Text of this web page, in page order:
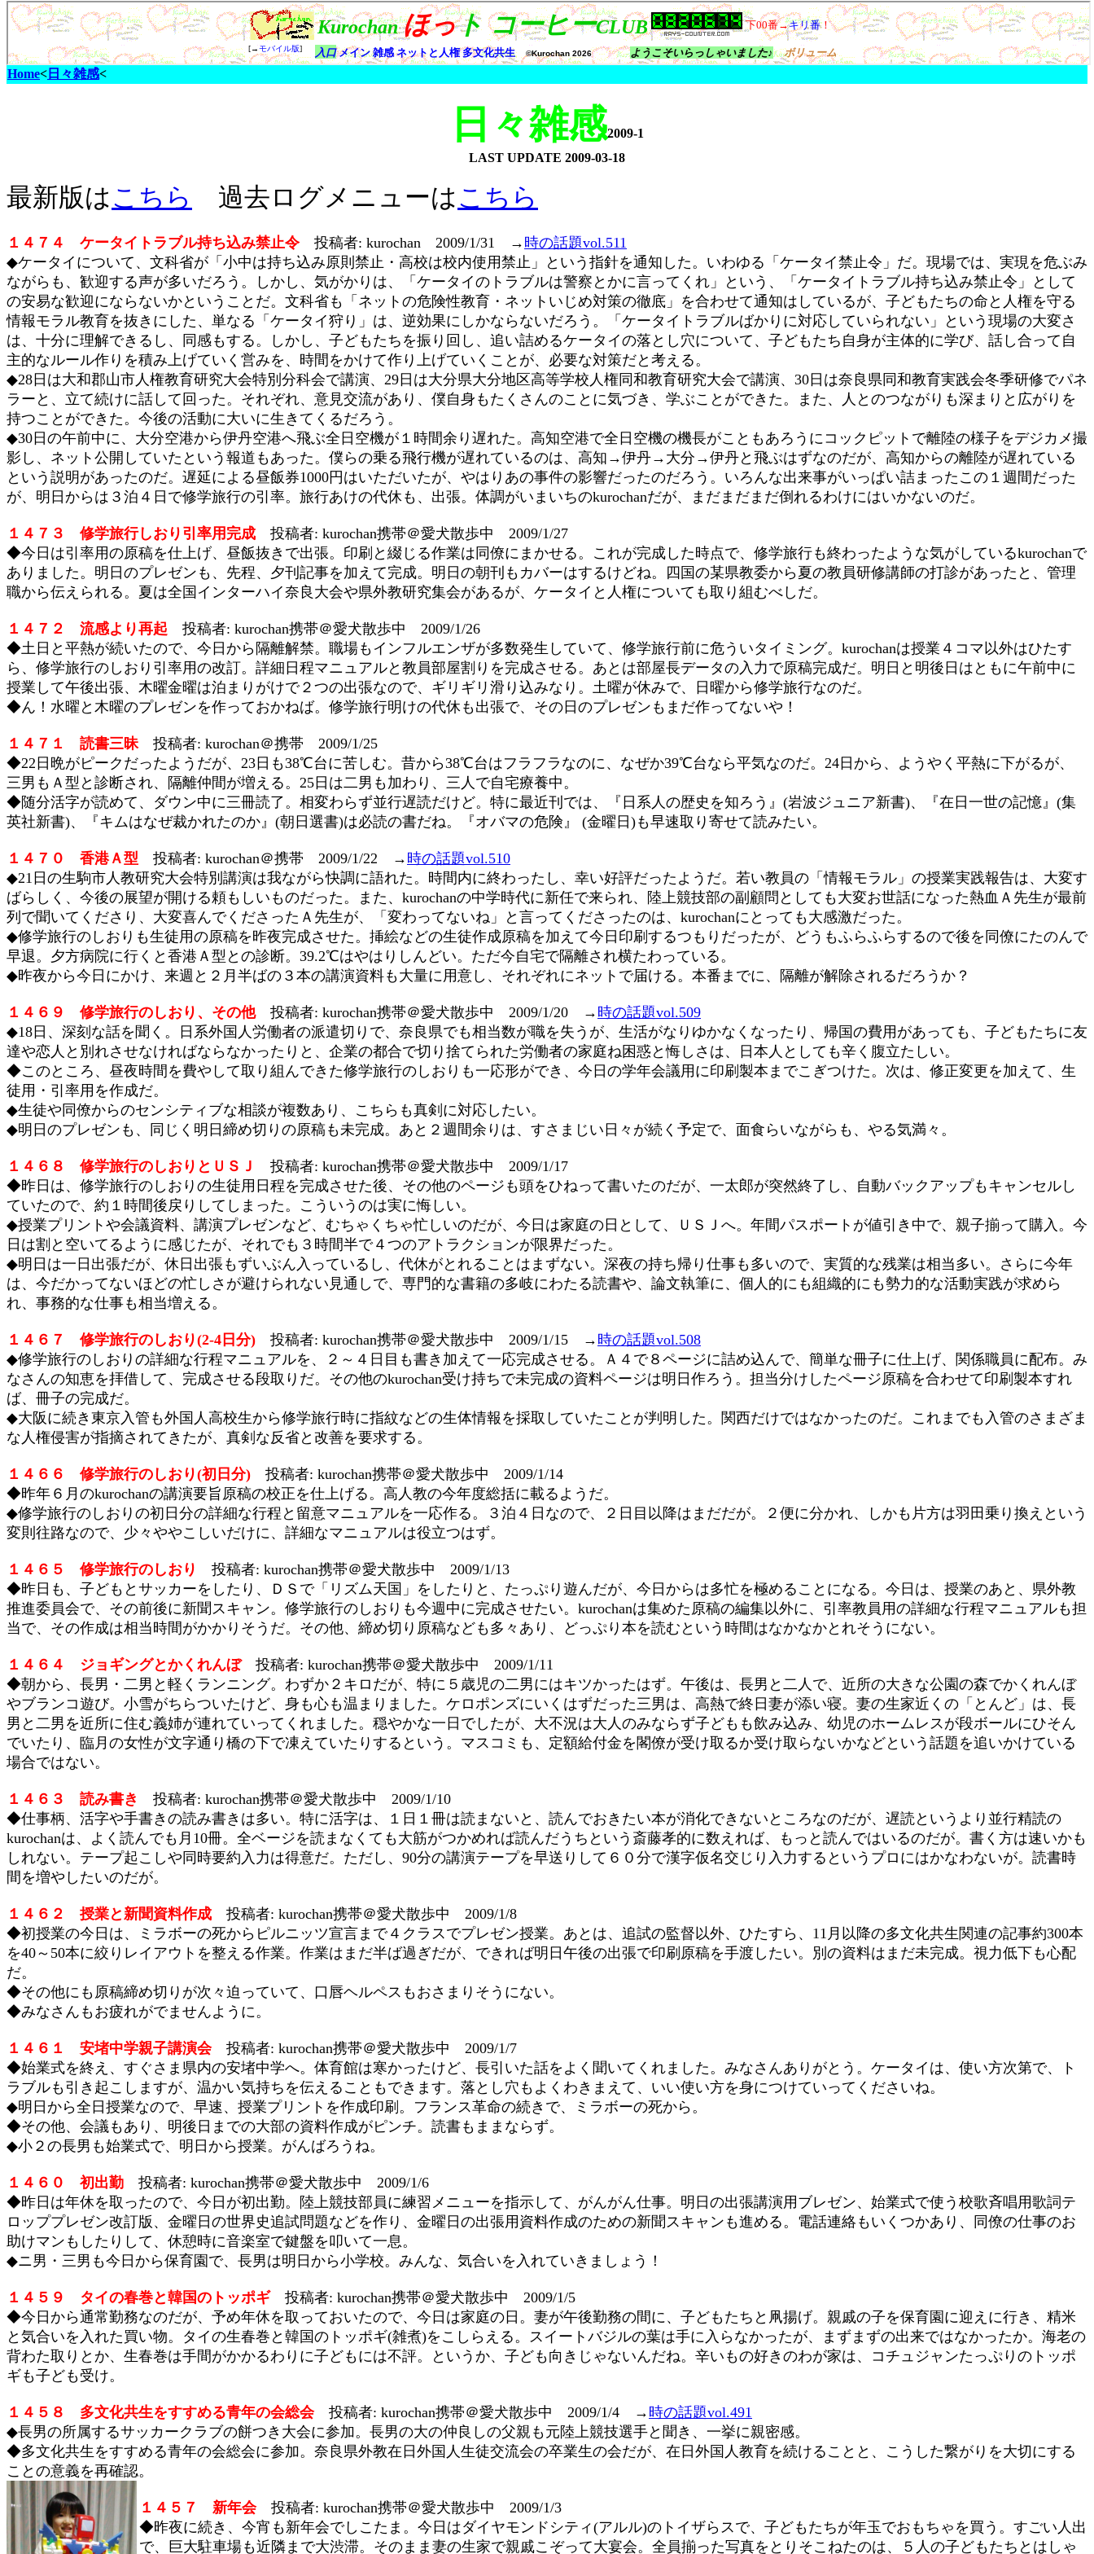
Home< 日々雑感<
日々雑感2009-1
LAST UPDATE 2009-03-18
最新版はこちら 過去ログメニューはこちら
１４７４ ケータイトラブル持ち込み禁止令投稿者: kurochan 2009/1/31 → 時の話題vol.511
◆ケータイについて、文科省が「小中は持ち込み原則禁止・高校は校内使用禁止」という指針を通知した。いわゆる「ケータイ禁止令」だ。現場では、実現を危ぶみ
ながらも、歓迎する声が多いだろう。しかし、気がかりは、「ケータイのトラブルは警察とかに言ってくれ」という、「ケータイトラブル持ち込み禁止令」として
の安易な歓迎にならないかということだ。文科省も「ネットの危険性教育・ネットいじめ対策の徹底」を合わせて通知はしているが、子どもたちの命と人権を守る
情報モラル教育を抜きにした、単なる「ケータイ狩り」は、逆効果にしかならないだろう。「ケータイトラブルばかりに対応していられない」という現場の大変さ
は、十分に理解できるし、同感もする。しかし、子どもたちを振り回し、追い詰めるケータイの落とし穴について、子どもたち自身が主体的に学び、話し合って自
主的なルール作りを積み上げていく営みを、時間をかけて作り上げていくことが、必要な対策だと考える。
◆28日は大和郡山市人権教育研究大会特別分科会で講演、29日は大分県大分地区高等学校人権同和教育研究大会で講演、30日は奈良県同和教育実践会冬季研修でパネ
ラーと、立て続けに話して回った。それぞれ、意見交流があり、僕自身もたくさんのことに気づき、学ぶことができた。また、人とのつながりも深まりと広がりを
持つことができた。今後の活動に大いに生きてくるだろう。
◆30日の午前中に、大分空港から伊丹空港へ飛ぶ全日空機が１時間余り遅れた。高知空港で全日空機の機長がこともあろうにコックピットで離陸の様子をデジカメ撮
影し、ネット公開していたという報道もあった。僕らの乗る飛行機が遅れているのは、高知→伊丹→大分→伊丹と飛ぶはずなのだが、高知からの離陸が遅れている
という説明があったのだ。遅延による昼飯券1000円はいただいたが、やはりあの事件の影響だったのだろう。いろんな出来事がいっぱい詰まったこの１週間だった
が、明日からは３泊４日で修学旅行の引率。旅行あけの代休も、出張。体調がいまいちのkurochanだが、まだまだまだ倒れるわけにはいかないのだ。
１４７３ 修学旅行しおり引率用完成 投稿者: kurochan携帯＠愛犬散歩中 2009/1/27
◆今日は引率用の原稿を仕上げ、昼飯抜きで出張。印刷と綴じる作業は同僚にまかせる。これが完成した時点で、修学旅行も終わったような気がしているkurochanで
ありました。明日のプレゼンも、先程、夕刊記事を加えて完成。明日の朝刊もカバーはするけどね。四国の某県教委から夏の教員研修講師の打診があったと、管理
職から伝えられる。夏は全国インターハイ奈良大会や県外教研究集会があるが、ケータイと人権についても取り組むべしだ。
１４７２ 流感より再起 投稿者: kurochan携帯＠愛犬散歩中 2009/1/26
◆土日と平熱が続いたので、今日から隔離解禁。職場もインフルエンザが多数発生していて、修学旅行前に危ういタイミング。kurochanは授業４コマ以外はひたす
ら、修学旅行のしおり引率用の改訂。詳細日程マニュアルと教員部屋割りを完成させる。あとは部屋長データの入力で原稿完成だ。明日と明後日はともに午前中に
授業して午後出張、木曜金曜は泊まりがけで２つの出張なので、ギリギリ滑り込みなり。土曜が休みで、日曜から修学旅行なのだ。
◆ん！水曜と木曜のプレゼンを作っておかねば。修学旅行明けの代休も出張で、その日のプレゼンもまだ作ってないや！
１４７１ 読書三昧投稿者: kurochan＠携帯 2009/1/25
◆22日晩がピークだったようだが、23日も38℃台に苦しむ。昔から38℃台はフラフラなのに、なぜか39℃台なら平気なのだ。24日から、ようやく平熱に下がるが、
三男もＡ型と診断され、隔離仲間が増える。25日は二男も加わり、三人で自宅療養中。
◆随分活字が読めて、ダウン中に三冊読了。相変わらず並行遅読だけど。特に最近刊では、『日系人の歴史を知ろう』(岩波ジュニア新書)、『在日一世の記憶』(集
英社新書)、『キムはなぜ裁かれたのか』(朝日選書)は必読の書だね。『オバマの危険』 (金曜日)も早速取り寄せて読みたい。
１４７０ 香港Ａ型 投稿者: kurochan＠携帯 2009/1/22 → 時の話題vol.510
◆21日の生駒市人教研究大会特別講演は我ながら快調に語れた。時間内に終わったし、幸い好評だったようだ。若い教員の「情報モラル」の授業実践報告は、大変す
ばらしく、今後の展望が開ける頼もしいものだった。また、kurochanの中学時代に新任で来られ、陸上競技部の副顧問としても大変お世話になった熱血Ａ先生が最前
列で聞いてくださり、大変喜んでくださったＡ先生が、「変わってないね」と言ってくださったのは、kurochanにとっても大感激だった。
◆修学旅行のしおりも生徒用の原稿を昨夜完成させた。挿絵などの生徒作成原稿を加えて今日印刷するつもりだったが、どうもふらふらするので後を同僚にたのんで
早退。夕方病院に行くと香港Ａ型との診断。39.2℃はやはりしんどい。ただ今自宅で隔離され横たわっている。
◆昨夜から今日にかけ、来週と２月半ばの３本の講演資料も大量に用意し、それぞれにネットで届ける。本番までに、隔離が解除されるだろうか？
１４６９ 修学旅行のしおり、その他投稿者: kurochan携帯＠愛犬散歩中 2009/1/20 → 時の話題vol.509
◆18日、深刻な話を聞く。日系外国人労働者の派遣切りで、奈良県でも相当数が職を失うが、生活がなりゆかなくなったり、帰国の費用があっても、子どもたちに友
達や恋人と別れさせなければならなかったりと、企業の都合で切り捨てられた労働者の家庭ね困惑と悔しさは、日本人としても辛く腹立たしい。
◆このところ、昼夜時間を費やして取り組んできた修学旅行のしおりも一応形ができ、今日の学年会議用に印刷製本までこぎつけた。次は、修正変更を加えて、生
徒用・引率用を作成だ。
◆生徒や同僚からのセンシティブな相談が複数あり、こちらも真剣に対応したい。
◆明日のプレゼンも、同じく明日締め切りの原稿も未完成。あと２週間余りは、すさまじい日々が続く予定で、面食らいながらも、やる気満々。
１４６８ 修学旅行のしおりとＵＳＪ
投稿者: kurochan携帯＠愛犬散歩中 2009/1/17
◆昨日は、修学旅行のしおりの生徒用日程を完成させた後、その他のページも頭をひねって書いたのだが、一太郎が突然終了し、自動バックアップもキャンセルし
ていたので、約１時間後戻りしてしまった。こういうのは実に悔しい。
◆授業プリントや会議資料、講演プレゼンなど、むちゃくちゃ忙しいのだが、今日は家庭の日として、ＵＳＪへ。年間パスポートが値引き中で、親子揃って購入。今
日は割と空いてるように感じたが、それでも３時間半で４つのアトラクションが限界だった。
◆明日は一日出張だが、休日出張もずいぶん入っているし、代休がとれることはまずない。深夜の持ち帰り仕事も多いので、実質的な残業は相当多い。さらに今年
は、今だかってないほどの忙しさが避けられない見通しで、専門的な書籍の多岐にわたる読書や、論文執筆に、個人的にも組織的にも勢力的な活動実践が求めら
れ、事務的な仕事も相当増える。
１４６７ 修学旅行のしおり(2-4日分) 投稿者: kurochan携帯＠愛犬散歩中 2009/1/15 → 時の話題vol.508
◆修学旅行のしおりの詳細な行程マニュアルを、２～４日目も書き加えて一応完成させる。Ａ４で８ページに詰め込んで、簡単な冊子に仕上げ、関係職員に配布。み
なさんの知恵を拝借して、完成させる段取りだ。その他のkurochan受け持ちで未完成の資料ページは明日作ろう。担当分けしたページ原稿を合わせて印刷製本すれ
ば、冊子の完成だ。
◆大阪に続き東京入管も外国人高校生から修学旅行時に指紋などの生体情報を採取していたことが判明した。関西だけではなかったのだ。これまでも入管のさまざま
な人権侵害が指摘されてきたが、真剣な反省と改善を要求する。
１４６６ 修学旅行のしおり(初日分) 投稿者: kurochan携帯＠愛犬散歩中 2009/1/14
◆昨年６月のkurochanの講演要旨原稿の校正を仕上げる。高人教の今年度総括に載るようだ。
◆修学旅行のしおりの初日分の詳細な行程と留意マニュアルを一応作る。３泊４日なので、２日目以降はまだだが。２便に分かれ、しかも片方は羽田乗り換えという
変則往路なので、少々ややこしいだけに、詳細なマニュアルは役立つはず。
１４６５ 修学旅行のしおり
投稿者: kurochan携帯＠愛犬散歩中 2009/1/13
◆昨日も、子どもとサッカーをしたり、ＤＳで「リズム天国」をしたりと、たっぷり遊んだが、今日からは多忙を極めることになる。今日は、授業のあと、県外教
推進委員会で、その前後に新聞スキャン。修学旅行のしおりも今週中に完成させたい。kurochanは集めた原稿の編集以外に、引率教員用の詳細な行程マニュアルも担
当で、その作成は相当時間がかかりそうだ。その他、締め切り原稿なども多々あり、どっぷり本を読むという時間はなかなかとれそうにない。
１４６４ ジョギングとかくれんぼ投稿者: kurochan携帯＠愛犬散歩中 2009/1/11
◆朝から、長男・二男と軽くランニング。わずか２キロだが、特に５歳児の二男にはキツかったはず。午後は、長男と二人で、近所の大きな公園の森でかくれんぼ
やブランコ遊び。小雪がちらついたけど、身も心も温まりました。ケロポンズにいくはずだった三男は、高熱で終日妻が添い寝。妻の生家近くの「とんど」は、長
男と二男を近所に住む義姉が連れていってくれました。穏やかな一日でしたが、大不況は大人のみならず子どもも飲み込み、幼児のホームレスが段ボールにひそん
でいたり、臨月の女性が文字通り橋の下で凍えていたりするという。マスコミも、定額給付金を閣僚が受け取るか受け取らないかなどという話題を追いかけている
場合ではない。
１４６３ 読み書き
投稿者: kurochan携帯＠愛犬散歩中 2009/1/10
◆仕事柄、活字や手書きの読み書きは多い。特に活字は、１日１冊は読まないと、読んでおきたい本が消化できないところなのだが、遅読というより並行精読の
kurochanは、よく読んでも月10冊。全ベージを読まなくても大筋がつかめれば読んだうちという斎藤孝的に数えれば、もっと読んではいるのだが。書く方は速いかも
しれない。テープ起こしや同時要約入力は得意だ。ただし、90分の講演テープを早送りして６０分で漢字仮名交じり入力するというプロにはかなわないが。読書時
間を増やしたいのだが。
１４６２ 授業と新聞資料作成 投稿者: kurochan携帯＠愛犬散歩中 2009/1/8
◆初授業の今日は、ミラボーの死からピルニッツ宣言まで４クラスでプレゼン授業。あとは、追試の監督以外、ひたすら、11月以降の多文化共生関連の記事約300本
を40～50本に絞りレイアウトを整える作業。作業はまだ半ば過ぎだが、できれば明日午後の出張で印刷原稿を手渡したい。別の資料はまだ未完成。視力低下も心配
だ。
◆その他にも原稿締め切りが次々迫っていて、口唇ヘルペスもおさまりそうにない。
◆みなさんもお疲れがでませんように。
１４６１ 安堵中学親子講演会投稿者: kurochan携帯＠愛犬散歩中 2009/1/7
◆始業式を終え、すぐさま県内の安堵中学へ。体育館は寒かったけど、長引いた話をよく聞いてくれました。みなさんありがとう。ケータイは、使い方次第で、ト
ラブルも引き起こしますが、温かい気持ちを伝えることもできます。落とし穴もよくわきまえて、いい使い方を身につけていってくださいね。
◆明日から全日授業なので、早速、授業プリントを作成印刷。フランス革命の続きで、ミラボーの死から。
◆その他、会議もあり、明後日までの大部の資料作成がピンチ。読書もままならず。
◆小２の長男も始業式で、明日から授業。がんばろうね。
１４６０ 初出勤 投稿者: kurochan携帯＠愛犬散歩中 2009/1/6
◆昨日は年休を取ったので、今日が初出勤。陸上競技部員に練習メニューを指示して、がんがん仕事。明日の出張講演用ブレゼン、始業式で使う校歌斉唱用歌詞テ
ロッププレゼン改訂版、金曜日の世界史追試問題などを作り、金曜日の出張用資料作成のための新聞スキャンも進める。電話連絡もいくつかあり、同僚の仕事のお
助けマンもしたりして、休憩時に音楽室で鍵盤を叩いて一息。
◆ニ男・三男も今日から保育園で、長男は明日から小学校。みんな、気合いを入れていきましょう！
１４５９ タイの春巻と韓国のトッポギ 投稿者: kurochan携帯＠愛犬散歩中 2009/1/5
◆今日から通常勤務なのだが、予め年休を取っておいたので、今日は家庭の日。妻が午後勤務の間に、子どもたちと凧揚げ。親戚の子を保育園に迎えに行き、精米
と気合いを入れた買い物。タイの生春巻と韓国のトッポギ(雑煮)をこしらえる。スイートバジルの葉は手に入らなかったが、まずまずの出来ではなかったか。海老の
背わた取りとか、生春巻は手間がかかるわりに子どもには不評。というか、子ども向きじゃないんだね。辛いもの好きのわが家は、コチュジャンたっぷりのトッポ
ギも子ども受け。
１４５８ 多文化共生をすすめる青年の会総会投稿者: kurochan携帯＠愛犬散歩中 2009/1/4 → 時の話題vol.491
◆長男の所属するサッカークラブの餅つき大会に参加。長男の大の仲良しの父親も元陸上競技選手と聞き、一挙に親密感。
◆多文化共生をすすめる青年の会総会に参加。奈良県外教在日外国人生徒交流会の卒業生の会だが、在日外国人教育を続けることと、こうした繋がりを大切にする
ことの意義を再確認。
１４５７ 新年会投稿者: kurochan携帯＠愛犬散歩中 2009/1/3
◆昨夜に続き、今宵も新年会でしこたま。今日はダイヤモンドシティ(アルル)のトイザらスで、子どもたちが年玉でおもちゃを買う。すごい人出
で、巨大駐車場も近隣まで大渋滞。そのまま妻の生家で親戚こぞって大宴会。全員揃った写真をとりそこねたのは、５人の子どもたちとはしゃ